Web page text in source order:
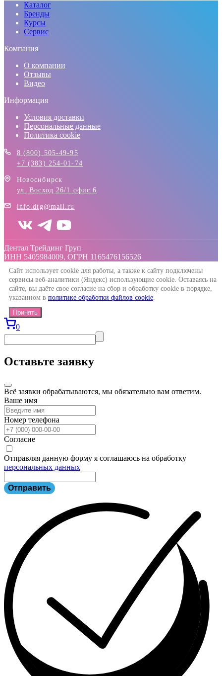
Каталог
Бренды
Курсы
Сервис
Компания
О компании
Отзывы
Видео
Информация
Условия доставки
Персональные данные
Политика cookie
8 (800) 505-49-95
+7 (383) 254-01-74
Новосибирск
ул. Восход 26/1 офис 6
info.dtg@mail.ru
Дентал Трейдинг Груп
ИНН 5405984009, ОГРН 1165476156526
Сайт использует cookie для работы, а также к сайту подключены
сервисы веб-аналитики (Яндекс) использующие cookie. Оставаясь на
сайте, вы даёте свое согласие на сбор и обработку cookie в порядке,
указанном в политике обработки файлов cookie.
Принять
0
Оставьте заявку
Всё заявки обрабатываются, мы обязательно вам ответим.
Ваше имя
Номер телефона
Согласие
Отправляя данную форму я соглашаюсь на обработку
персональных данных
Отправить